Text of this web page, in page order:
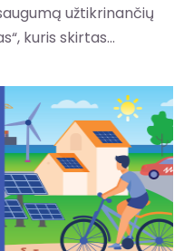
užtikrinančių
kuris skirtas...